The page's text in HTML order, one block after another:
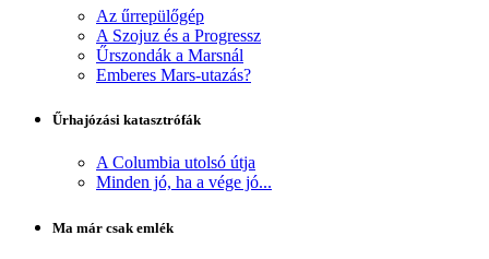
Az űrrepülőgép
A Szojuz és a Progressz
Űrszondák a Marsnál
Emberes Mars-utazás?
Űrhajózási katasztrófák
A Columbia utolsó útja
Minden jó, ha a vége jó...
Ma már csak emlék